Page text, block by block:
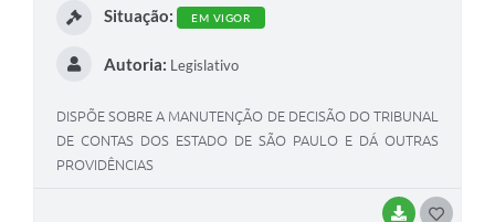
BAIXAR
Situação: EM VIGOR
Autoria: Legislativo
DISPÕE SOBRE A MANUTENÇÃO DE DECISÃO DO TRIBUNAL
DE CONTAS DOS ESTADO DE SÃO PAULO E DÁ OUTRAS
PROVIDÊNCIAS